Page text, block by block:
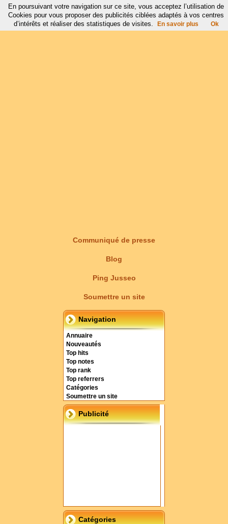
Communiqué de presse
Blog
Ping Jusseo
Soumettre un site
Navigation
Annuaire
Nouveautés
Top hits
Top notes
Top rank
Top referrers
Catégories
Soumettre un site
Publicité
Catégories
En poursuivant votre navigation sur ce site, vous acceptez l’utilisation de
Cookies pour vous proposer des publicités ciblées adaptés à vos centres
d’intérêts et réaliser des statistiques de visites.
En savoir plus Ok